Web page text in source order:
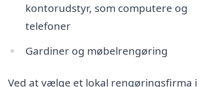
kontorudstyr, som computere og
telefoner
Gardiner og møbelrengøring
Ved at vælge et lokal rengøringsfirma i